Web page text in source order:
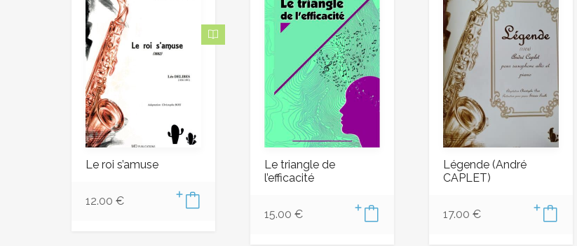
Le roi s’amuse
12.00 €
Le triangle de
l’efficacité
15.00 €
Légende (André
CAPLET)
17.00 €